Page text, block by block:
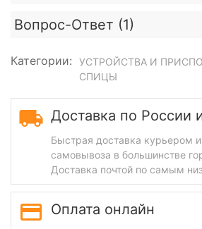
Вопрос-Ответ (1)
Категории:
УСТРОЙСТВА И
СПИЦЫ
Доставка по России
Быстрая доставка курьером
самовывоза в большинстве
Доставка почтой по самым
Оплата онлайн